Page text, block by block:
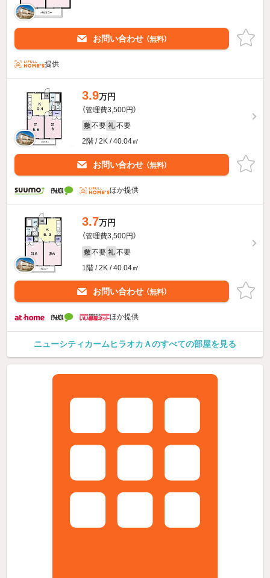
お問い合わせ （無料）
提供
3.9万円
（管理費3,500円）
敷 不要 礼 不要
2階 / 2K / 40.04㎡
お問い合わせ （無料）
ほか提供
3.7万円
（管理費3,500円）
敷 不要 礼 不要
1階 / 2K / 40.04㎡
お問い合わせ （無料）
ほか提供
ニューシティカームヒラオカＡのすべての部屋を見る